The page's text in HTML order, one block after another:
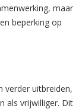
maar
beperking op
verder uitbreiden,
als vrijwilliger. Dit